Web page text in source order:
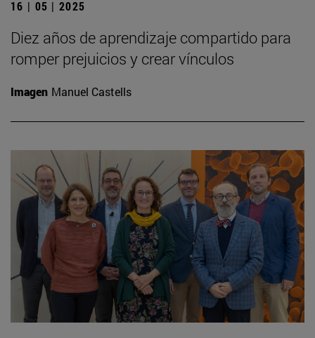
16 | 05 | 2025
Diez años de aprendizaje compartido para
romper prejuicios y crear vínculos
Imagen Manuel Castells